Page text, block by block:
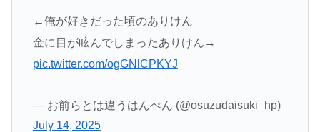
←俺が好きだった頃のありけん
金に目が眩んでしまったありけん→
pic.twitter.com/ogGNlCPKYJ
— お前らとは違うはんぺん (@osuzudaisuki_hp)
July 14, 2025